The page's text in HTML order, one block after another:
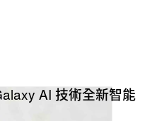
AI 技術全新智能